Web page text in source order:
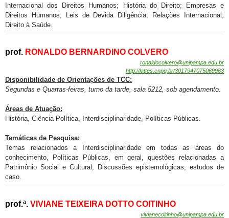
Internacional dos Direitos Humanos; História do Direito; Empresas e
Direitos Humanos; Leis de Devida Diligência; Relações Internacional;
Direito à Saúde.
prof. RONALDO BERNARDINO COLVERO
ronaldocolvero@unipampa.edu.br
http://lattes.cnpq.br/3017947075069963
Disponibilidade de Orientações de TCC:
Segundas e Quartas-feiras, turno da tarde, sala 5212, sob agendamento.
Áreas de Atuação:
História, Ciência Política, Interdisciplinaridade, Políticas Públicas.
Temáticas de Pesquisa:
Temas relacionados a Interdisciplinaridade em todas as áreas do
conhecimento, Políticas Públicas, em geral, questões relacionadas a
Patrimônio Social e Cultural, Discussões epistemológicas, estudos de
caso.
prof.ª. VIVIANE TEIXEIRA DOTTO COITINHO
vivianecoitinho@unipampa.edu.br